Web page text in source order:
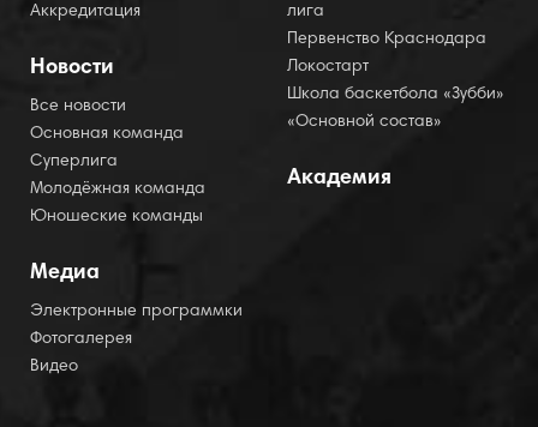
Аккредитация
Новости
Все новости
Основная команда
Суперлига
Молодёжная команда
Юношеские команды
Медиа
Электронные программки
Фотогалерея
Видео
лига
Первенство Краснодара
Локостарт
Школа баскетбола «Зубби»
«Основной состав»
Академия